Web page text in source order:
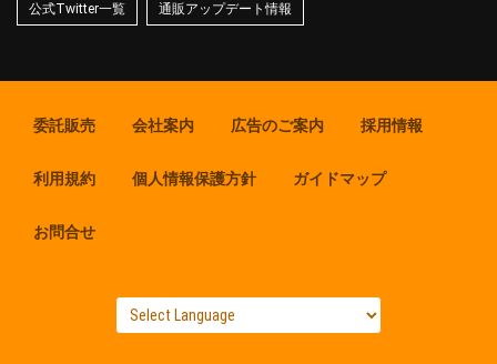
公式Twitter一覧 通販アップデート情報
委託販売 会社案内 広告のご案内 採用情報
利用規約 個人情報保護方針 ガイドマップ
お問合せ